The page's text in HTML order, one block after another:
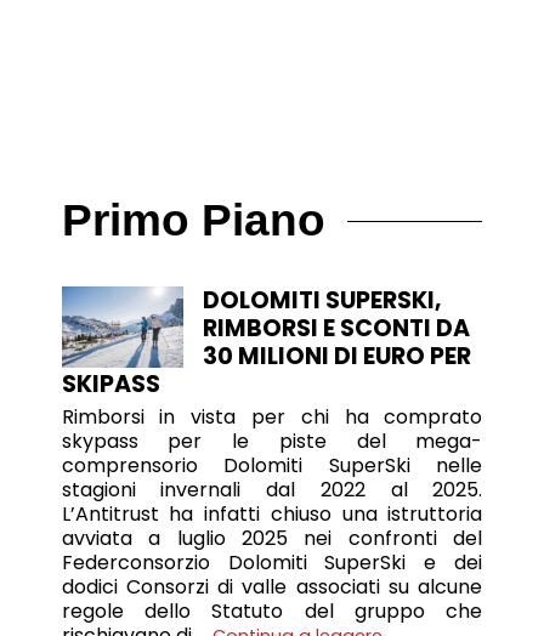
Primo Piano
DOLOMITI SUPERSKI,
RIMBORSI E SCONTI DA
30 MILIONI DI EURO PER
SKIPASS
Rimborsi in vista per chi ha comprato
skypass per le piste del mega-
comprensorio Dolomiti SuperSki nelle
stagioni invernali dal 2022 al 2025.
L’Antitrust ha infatti chiuso una istruttoria
avviata a luglio 2025 nei confronti del
Federconsorzio Dolomiti SuperSki e dei
dodici Consorzi di valle associati su alcune
regole dello Statuto del gruppo che